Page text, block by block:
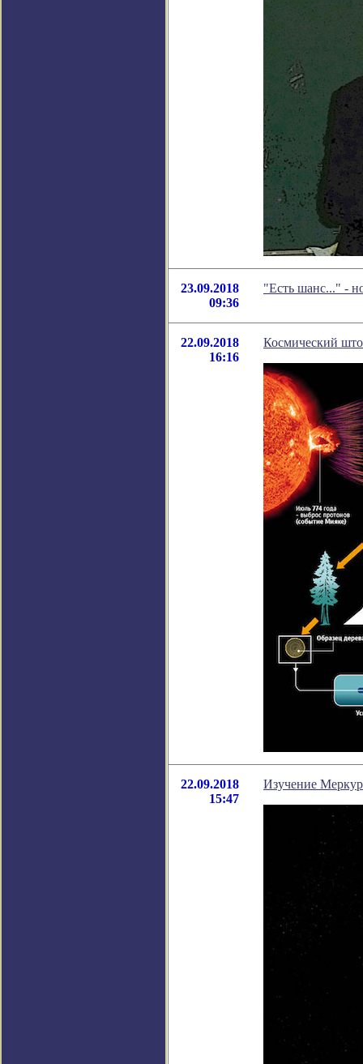
23.09.2018
09:36
"Есть шанс..." -
22.09.2018
16:16
Космический
22.09.2018
15:47
Изучение